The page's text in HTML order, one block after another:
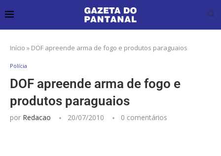
Início » DOF apreende arma de fogo e produtos paraguaios
Polícia
DOF apreende arma de fogo e
produtos paraguaios
por Redacao 20/07/2010 0 comentários